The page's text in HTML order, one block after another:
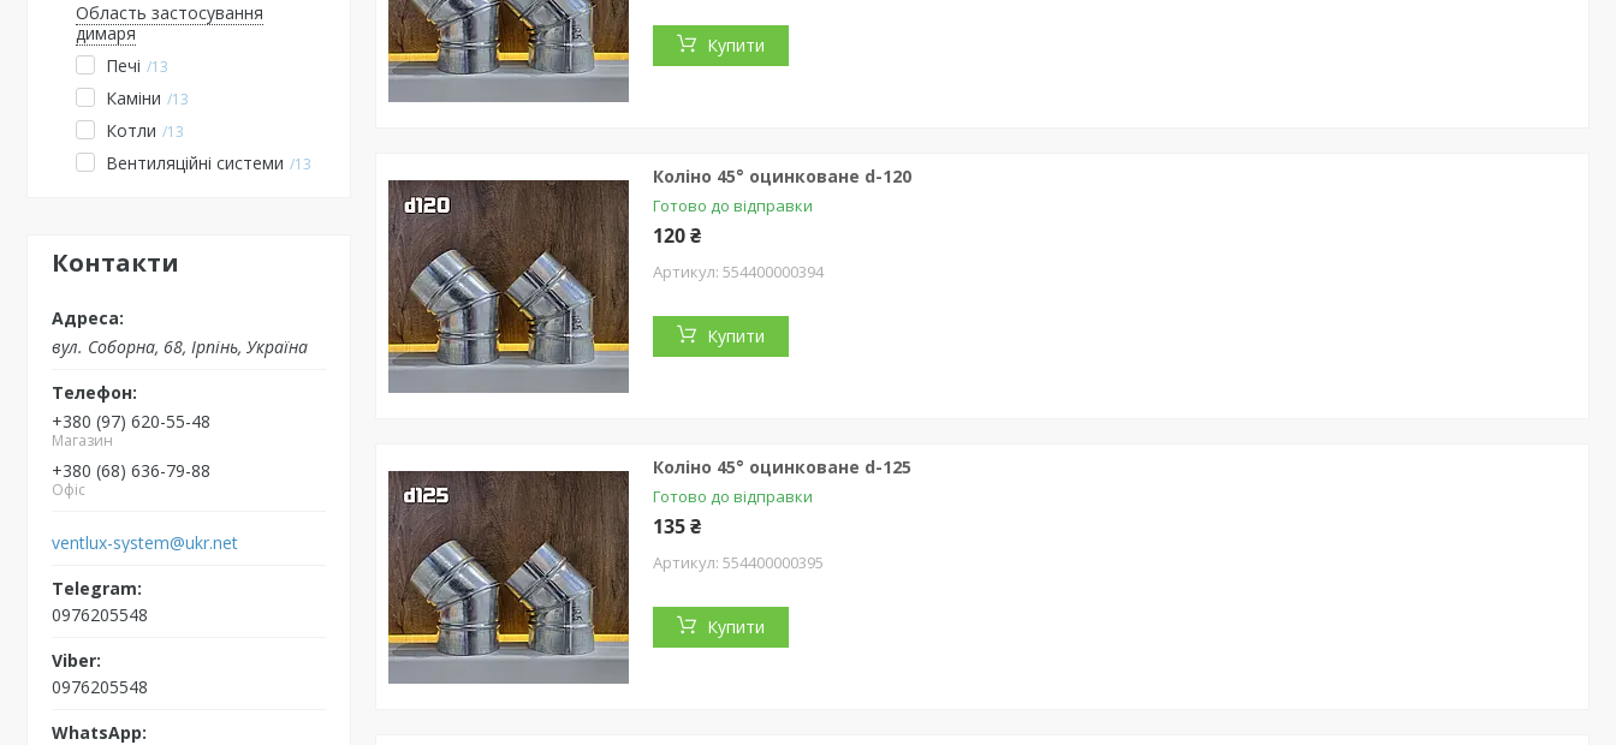
Область застосування
димаря
Печі
13
Каміни 13
Котли 13
Вентиляційні системи 13
Контакти
вул. Соборна, 68, Ірпінь, Україна
+380 (97) 620-55-48
Магазин
+380 (68) 636-79-88
Офіс
ventlux-system@ukr.net
0976205548
0976205548
Купити
Коліно 45° оцинковане d-120
Готово до відправки
120 ₴
554400000394
Купити
Коліно 45° оцинковане d-125
Готово до відправки
135 ₴
554400000395
Купити